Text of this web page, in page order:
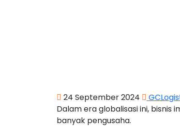
24 September 2024
Dalam era globalisasi ini,
banyak pengusaha.